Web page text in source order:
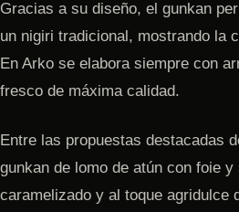
Gracias a su diseño, el gunkan
un nigiri tradicional, mostrando la
En Arko se elabora siempre con
fresco de máxima calidad.
Entre las propuestas destacadas
gunkan de lomo de atún con foie
caramelizado y al toque agridulce